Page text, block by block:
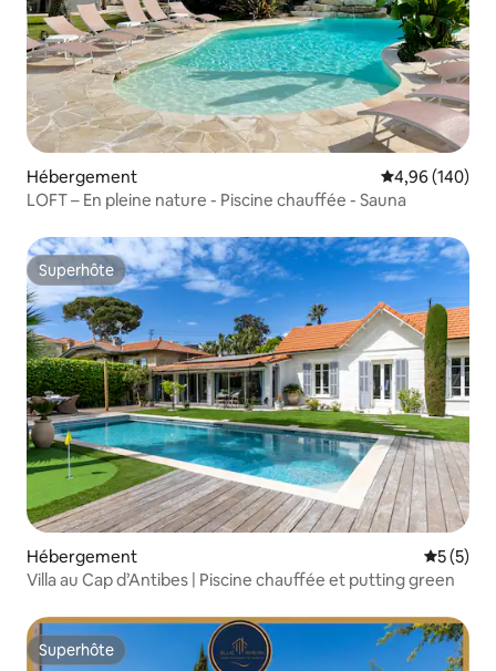
Hébergement Évaluation
4,96 (140)
LOFT – En pleine nature - Piscine chauffée - Sauna
Superhôte
Superhôte
Hébergement
5 (5)
Villa au Cap d’Antibes | Piscine chauffée et putting green
Superhôte
Superhôte